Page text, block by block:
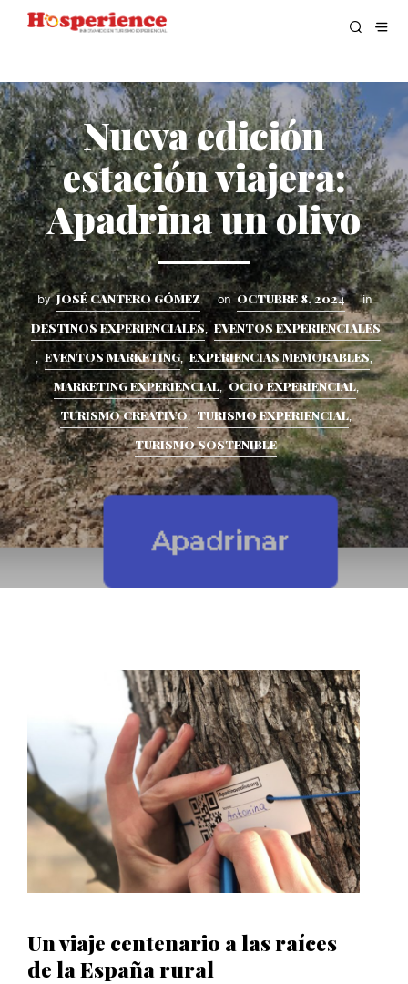
Nueva edición
estación viajera:
Apadrina un olivo
by JOSÉ CANTERO GÓMEZ on OCTUBRE 8, 2024 in
DESTINOS EXPERIENCIALES, EVENTOS EXPERIENCIALES
, EVENTOS MARKETING, EXPERIENCIAS MEMORABLES
MARKETING EXPERIENCIAL, OCIO EXPERIENCIAL,
TURISMO CREATIVO, TURISMO EXPERIENCIAL,
TURISMO SOSTENIBLE
Un viaje centenario a las raíces
de la España rural